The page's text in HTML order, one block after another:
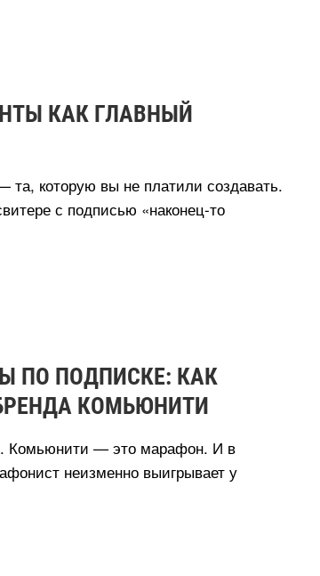
КАК ГЛАВНЫЙ
которую вы не платили создавать.
с подписью «наконец-то
ПО ПОДПИСКЕ: КАК
КОМЬЮНИТИ
Комьюнити — это марафон. И
неизменно выигрывает у